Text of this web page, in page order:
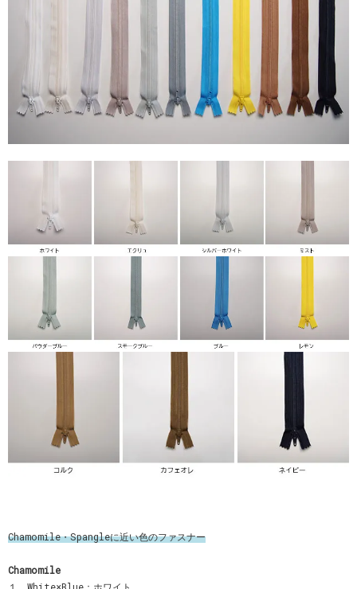
Chamomile・Spangleに近い色のファスナー
Chamomile